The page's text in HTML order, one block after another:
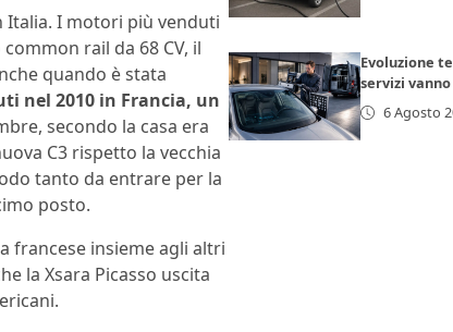
Italia. I motori più venduti
rail da 68 CV, il
quando è stata
nel 2010 in Francia, un
secondo la casa era
C3 rispetto la vecchia
tanto da entrare per la
posto.
francese insieme agli altri
la Xsara Picasso uscita
Evoluzione
servizi
6 Agosto